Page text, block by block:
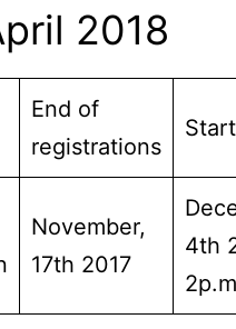
2018
End of
registrations
November,
17th 2017
4th